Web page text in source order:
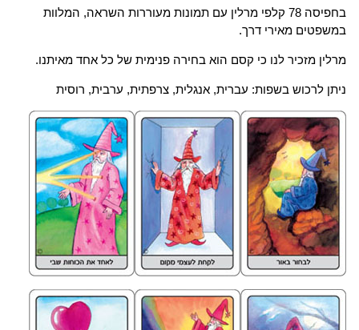
בחפיסה 78 קלפי מרלין עם תמונות מעוררות השראה, המלוות
במשפטים מאירי דרך.
מרלין מזכיר לנו כי קסם הוא בחירה פנימית של כל אחד מאיתנו.
ניתן לרכוש בשפות: עברית, אנגלית, צרפתית, ערבית, רוסית